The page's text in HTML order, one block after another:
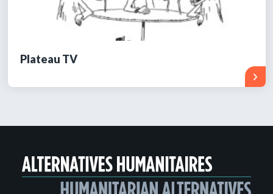
Plateau TV